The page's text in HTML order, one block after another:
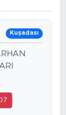
Kuşadası